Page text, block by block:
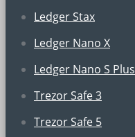
Ledger Stax
Ledger Nano X
Ledger Nano S Plus
Trezor Safe 3
Trezor Safe 5